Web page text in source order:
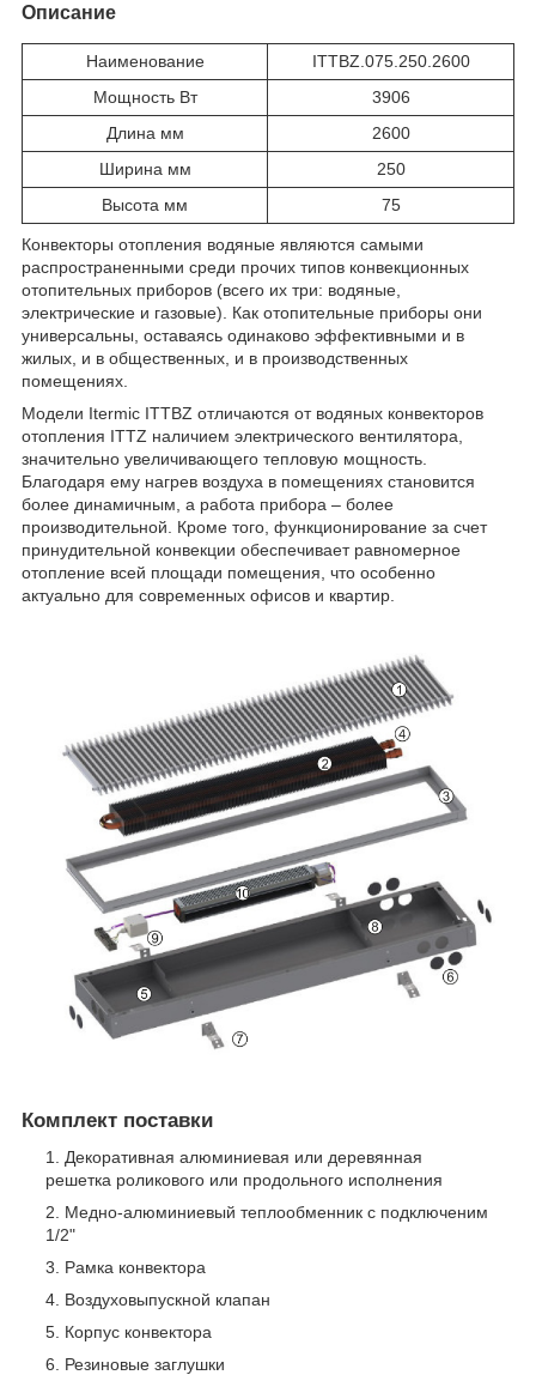
Описание
Наименование
ITTBZ.075.250.2600
Мощность Вт
3906
Длина мм
2600
Ширина мм
250
Высота мм
75
Конвекторы отопления водяные являются самыми
распространенными среди прочих типов конвекционных
отопительных приборов (всего их три: водяные,
электрические и газовые). Как отопительные приборы они
универсальны, оставаясь одинаково эффективными и в
жилых, и в общественных, и в производственных
помещениях.
Модели Itermic ITTBZ отличаются от водяных конвекторов
отопления ITTZ наличием электрического вентилятора,
значительно увеличивающего тепловую мощность.
Благодаря ему нагрев воздуха в помещениях становится
более динамичным, а работа прибора – более
производительной. Кроме того, функционирование за счет
принудительной конвекции обеспечивает равномерное
отопление всей площади помещения, что особенно
актуально для современных офисов и квартир.
Комплект поставки
Декоративная алюминиевая или деревянная
решетка роликового или продольного исполнения
Медно-алюминиевый теплообменник с подключеним
1/2"
Рамка конвектора
Воздуховыпускной клапан
Корпус конвектора
Резиновые заглушки